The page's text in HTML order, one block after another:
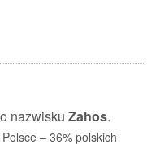
nazwisku Zahos.
– 36% polskich